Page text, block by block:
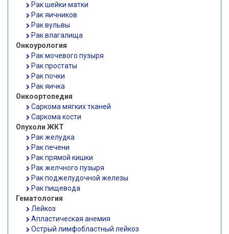
Рак шейки матки
Рак яичников
Рак вульвы
Рак влагалища
Онкоурология
Рак мочевого пузыря
Рак простаты
Рак почки
Рак яичка
Онкоортопедия
Саркома мягких тканей
Саркома кости
Опухоли ЖКТ
Рак желудка
Рак печени
Рак прямой кишки
Рак желчного пузыря
Рак поджелудочной железы
Рак пищевода
Гематология
Лейкоз
Апластическая анемия
Острый лимфобластный лейкоз